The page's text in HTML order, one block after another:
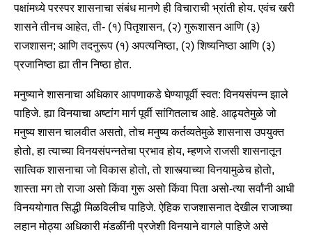
पक्षांमध्ये परस्पर शासनाचा संबंध मानणे ही विचाराची भ्रांती होय. एवंच खरी
शासने तीनच आहेत, ती- (१) पितृशासन, (२) गुरूशासन आणि (३)
राजशासन; आणि तदनुरूप (१) अपत्यनिष्ठा, (२) शिष्यनिष्ठा आणि (३)
प्रजानिष्ठा ह्या तीन निष्ठा होत.
मनुष्याने शासनाचा अधिकार आपणाकडे घेण्यापूर्वी स्वत: विनयसंपन्न झाले
पाहिजे. ह्या विनयाचा अष्टांग मार्ग पूर्वी सांगितलाच आहे. आढ्यतेमुळे जो
मनुष्य शासन चालवीत असतो, तोच मनुष्य कर्तव्यतेमुळे शासनास उपयुक्त
होतो, हा त्याच्या विनयसंपन्नतेचा प्रभाव होय, म्हणजे राजसी शासनातून
सात्विक शासनाचा जो विकास होतो, तो शास्त्याच्या विनयामुळेच होतो,
शास्ता मग तो राजा असो किंवा गुरू असो किंवा पिता असो-त्या सर्वांनी आधी
विनययोगात सिद्धी मिळविलीच पाहिजे. ऐहिक राजशासनात देखील राजाच्या
लहान मोठ्या अधिकारी मंडळींनी प्रजेशी विनयाने वागले पाहिजे असे